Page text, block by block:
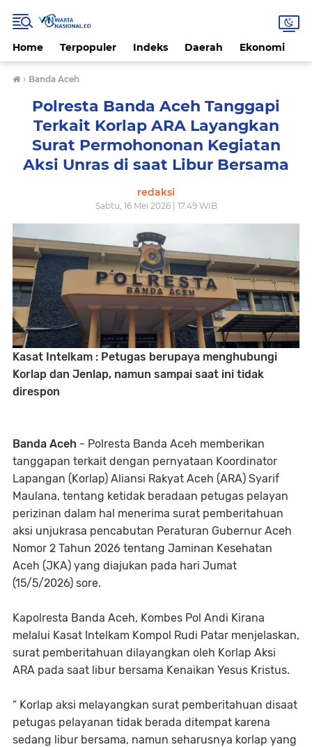
Home Terpopuler Indeks Daerah Ekonomi
› Banda Aceh
Polresta Banda Aceh Tanggapi
Terkait Korlap ARA Layangkan
Surat Permohononan Kegiatan
Aksi Unras di saat Libur Bersama
redaksi
Sabtu, 16 Mei 2026 | 17.49 WIB
Kasat Intelkam : Petugas berupaya menghubungi
Korlap dan Jenlap, namun sampai saat ini tidak
direspon
Banda Aceh - Polresta Banda Aceh memberikan
tanggapan terkait dengan pernyataan Koordinator
Lapangan (Korlap) Aliansi Rakyat Aceh (ARA) Syarif
Maulana, tentang ketidak beradaan petugas pelayan
perizinan dalam hal menerima surat pemberitahuan
aksi unjukrasa pencabutan Peraturan Gubernur Aceh
Nomor 2 Tahun 2026 tentang Jaminan Kesehatan
Aceh (JKA) yang diajukan pada hari Jumat
(15/5/2026) sore.
Kapolresta Banda Aceh, Kombes Pol Andi Kirana
melalui Kasat Intelkam Kompol Rudi Patar menjelaskan,
surat pemberitahuan dilayangkan oleh Korlap Aksi
ARA pada saat libur bersama Kenaikan Yesus Kristus.
“ Korlap aksi melayangkan surat pemberitahuan disaat
petugas pelayanan tidak berada ditempat karena
sedang libur bersama, namun seharusnya korlap yang